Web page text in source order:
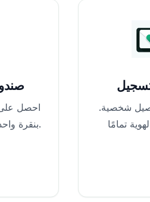
احصل
بنقرة واحدة. لا انتظار ولا إعداد.
شخصية.